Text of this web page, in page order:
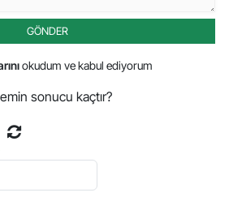
GÖNDER
okudum ve kabul ediyorum
sonucu kaçtır?